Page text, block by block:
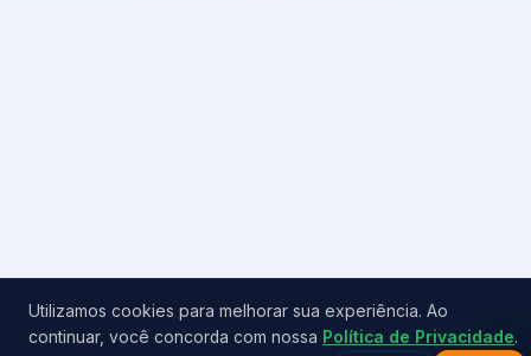
Utilizamos cookies para melhorar sua experiência. Ao
continuar, você concorda com nossa Política de Privacidade.